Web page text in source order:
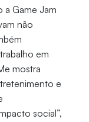
a Game Jam
não
em
mostra
e
social”,